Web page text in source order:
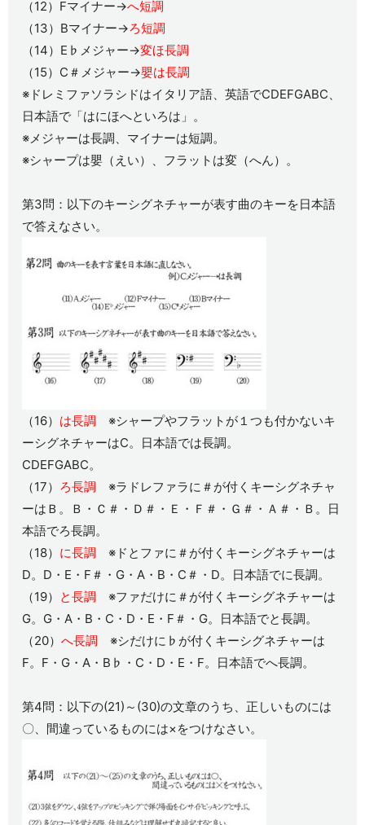
（12）Fマイナー→へ短調
（13）Bマイナー→ろ短調
（14）E♭メジャー→変ほ長調
（15）C＃メジャー→嬰は長調
※ドレミファソラシドはイタリア語、英語でCDEFGABC、
日本語で「はにほへといろは」。
※メジャーは長調、マイナーは短調。
※シャープは嬰（えい）、フラットは変（へん）。
第3問：以下のキーシグネチャーが表す曲のキーを日本語
で答えなさい。
（16） は長調 ※シャープやフラットが１つも付かないキ
ーシグネチャーはC。日本語では長調。
CDEFGABC。
（17） ろ長調 ※ラドレファラに＃が付くキーシグネチャ
ーはＢ。Ｂ・Ｃ＃・Ｄ＃・Ｅ・Ｆ＃・Ｇ＃・Ａ＃・Ｂ。日
本語でろ長調。
（18） に長調 ※ドとファに＃が付くキーシグネチャーは
D。D・E・F＃・G・A・B・C＃・D。日本語でに長調。
（19） と長調 ※ファだけに＃が付くキーシグネチャーは
G。G・A・B・C・D・E・F＃・G。日本語でと長調。
（20）へ長調 ※シだけに♭が付くキーシグネチャーは
F。F・G・A・B♭・C・D・E・F。日本語でへ長調。
第4問：以下の(21)～(30)の文章のうち、正しいものには
〇、間違っているものには×をつけなさい。